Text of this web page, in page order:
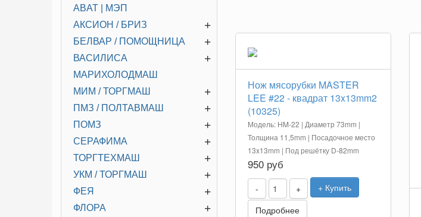
Нож мясорубки MASTER
LEE #22 - квадрат 13x13mm2
(10325)
Модель: HM-22 | Диаметр 73mm |
Толщина 11,5mm | Посадочное место
13x13mm | Под решётку D-82mm
950 руб
- +
+ Купить
Подробнее
ABAT | МЭП
+
АКСИОН / БРИЗ
+
БЕЛВАР / ПОМОЩНИЦА
+
ВАСИЛИСА
МАРИХОЛОДМАШ
+
МИМ / ТОРГМАШ
+
ПМЗ / ПОЛТАВМАШ
+
ПОМЗ
+
СЕРАФИМА
+
ТОРГТЕХМАШ
+
УКМ / ТОРГМАШ
+
ФЕЯ
+
ФЛОРА